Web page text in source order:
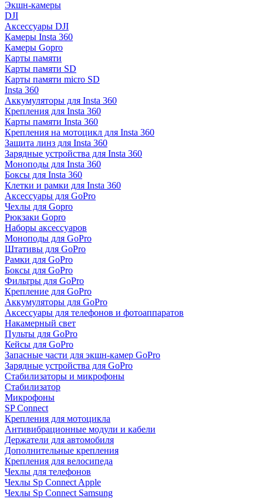
Экшн-камеры
DJI
Аксессуары DJI
Камеры Insta 360
Камеры Gopro
Карты памяти
Карты памяти SD
Карты памяти micro SD
Insta 360
Аккумуляторы для Insta 360
Крепления для Insta 360
Карты памяти Insta 360
Крепления на мотоцикл для Insta 360
Защита линз для Insta 360
Зарядные устройства для Insta 360
Моноподы для Insta 360
Боксы для Insta 360
Клетки и рамки для Insta 360
Аксессуары для GoPro
Чехлы для Gopro
Рюкзаки Gopro
Наборы аксессуаров
Моноподы для GoPro
Штативы для GoPro
Рамки для GoPro
Боксы для GoPro
Фильтры для GoPro
Крепление для GoPro
Аккумуляторы для GoPro
Аксессуары для телефонов и фотоаппаратов
Накамерный свет
Пульты для GoPro
Кейсы для GoPro
Запасные части для экшн-камер GoPro
Зарядные устройства для GoPro
Стабилизаторы и микрофоны
Стабилизатор
Микрофоны
SP Connect
Крепления для мотоцикла
Антивибрационные модули и кабели
Держатели для автомобиля
Дополнительные крепления
Крепления для велосипеда
Чехлы для телефонов
Чехлы Sp Connect Apple
Чехлы Sp Connect Samsung